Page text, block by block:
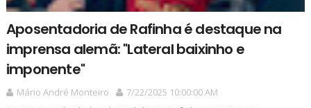
Aposentadoria de Rafinha é destaque na
imprensa alemã: "Lateral baixinho e
imponente"
Mário André Monteiro
7/22/2025 10:00:00 AM